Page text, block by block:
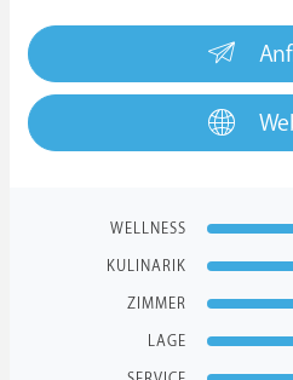
WELLNESS
KULINARIK
ZIMMER
LAGE